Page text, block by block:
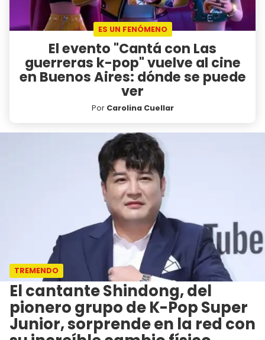
ES UN FENÓMENO
El evento "Cantá con Las
guerreras k-pop" vuelve al cine
en Buenos Aires: dónde se puede
ver
Por Carolina Cuellar
TREMENDO
El cantante Shindong, del
pionero grupo de K-Pop Super
Junior, sorprende en la red con